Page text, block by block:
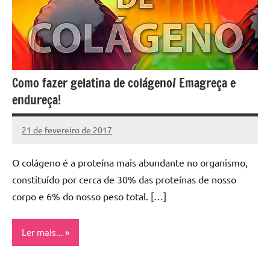
Como fazer gelatina de colágeno/ Emagreça e
endureça!
21 de fevereiro de 2017
Cibelle
2
O colágeno é a proteína mais abundante no organismo,
constituído por cerca de 30% das proteínas de nosso
corpo e 6% do nosso peso total. […]
Ler mais...